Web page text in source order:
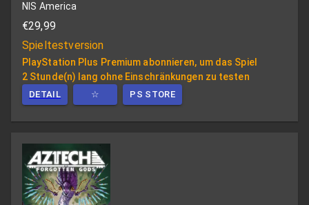
NIS America
€29,99
Spieltestversion
PlayStation Plus Premium abonnieren, um das Spiel
2 Stunde(n) lang ohne Einschränkungen zu testen
DETAIL ☆ PS STORE